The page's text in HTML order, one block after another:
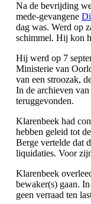
Na de bevrijding
mede-gevangene
dag was. Werd op
schimmel. Hij kon
Hij werd op 7
Ministerie van
van een stroozak,
In de archieven
teruggevonden.
Klarenbeek had
hebben geleid tot
Berge vertelde dat
liquidaties. Voor
Klarenbeek
bewaker(s) gaan.
geen verraad ten